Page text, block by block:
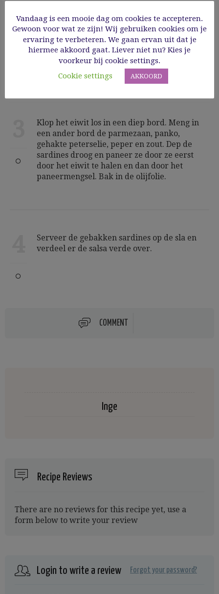
2
Meng de rucola met olijfolie, balsamico,
peper en zout. Schik op de borden, verdeel er
de pijnboompitten en tomaatjes over.
Klop het eiwit los in een diep bord. Meng in
een ander bord de parmezaan, panko,
gehakte peterselie, peper en zout. Dep de
sardines droog en paneer ze door ze eerst
door het eiwit te halen en dan door het
paneermengsel. Bak in de olijfolie.
Serveer de gebakken sardines op de sla en
verdeel er de salsa verde over.
COMMENT
Inge
Recipe Reviews
There are no reviews for this recipe yet, use a
form below to write your review
Login to write a review Forgot your password?
Vandaag is een mooie dag om cookies te accepteren.
Gewoon voor wat ze zijn! Wij gebruiken cookies om je
ervaring te verbeteren. We gaan ervan uit dat je
hiermee akkoord gaat. Liever niet nu? Kies je
voorkeur bij cookie settings.
Cookie settings
AKKOORD